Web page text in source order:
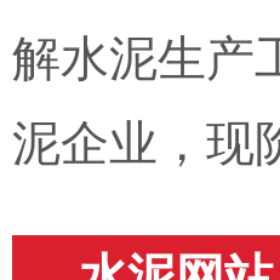
解水泥生产
泥企业，现